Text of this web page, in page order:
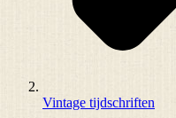
Vintage tijdschriften